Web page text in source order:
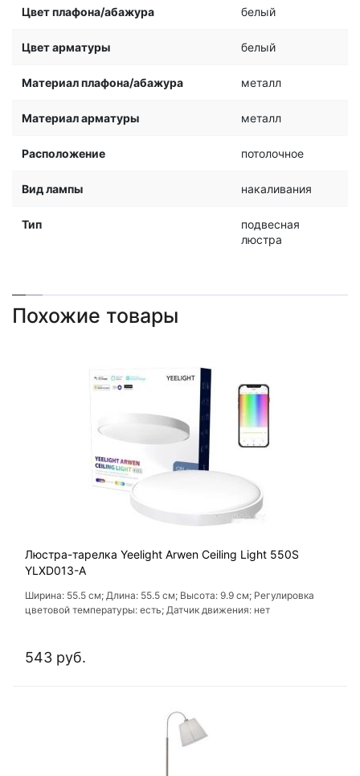
Цвет плафона/абажура белый
Цвет арматуры белый
Материал плафона/абажура металл
Материал арматуры металл
Расположение потолочное
Вид лампы накаливания
Тип
подвесная
люстра
Похожие товары
Люстра-тарелка Yeelight Arwen Ceiling Light 550S
YLXD013-A
Ширина: 55.5 см; Длина: 55.5 см; Высота: 9.9 см; Регулировка
цветовой температуры: есть; Датчик движения: нет
543 руб.